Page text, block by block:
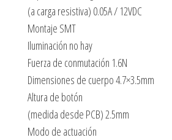
(a carga resistiva) 0.05A / 12VDC
Montaje SMT
Iluminación no hay
Fuerza de conmutación 1.6N
Dimensiones de cuerpo 4.7×3.5mm
Altura de botón
(medida desde PCB) 2.5mm
Modo de actuación